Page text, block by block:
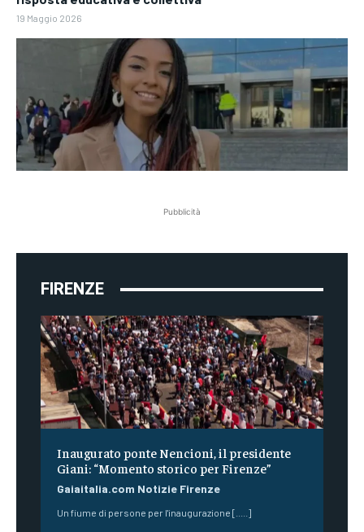
19 Maggio 2026
Pubblicità
FIRENZE
Inaugurato ponte Nencioni, il presidente
Giani: “Momento storico per Firenze”
Gaiaitalia.com Notizie Firenze
Un fiume di persone per l'inaugurazione [.....]